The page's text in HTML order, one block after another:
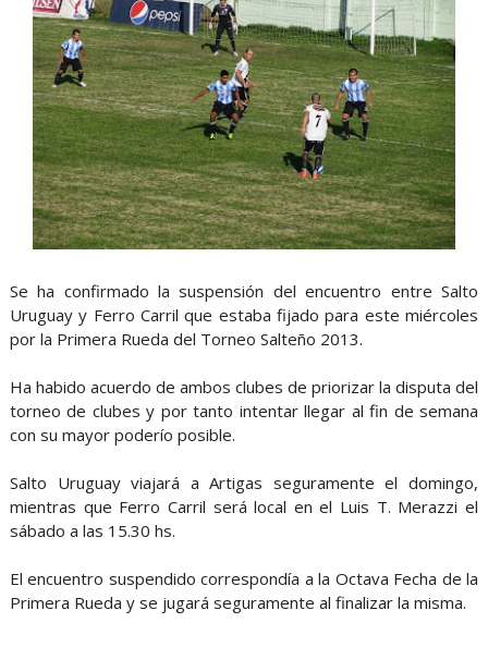
Se ha confirmado la suspensión del encuentro entre Salto
Uruguay y Ferro Carril que estaba fijado para este miércoles
por la Primera Rueda del Torneo Salteño 2013.
Ha habido acuerdo de ambos clubes de priorizar la disputa del
torneo de clubes y por tanto intentar llegar al fin de semana
con su mayor poderío posible.
Salto Uruguay viajará a Artigas seguramente el domingo,
mientras que Ferro Carril será local en el Luis T. Merazzi el
sábado a las 15.30 hs.
El encuentro suspendido correspondía a la Octava Fecha de la
Primera Rueda y se jugará seguramente al finalizar la misma.